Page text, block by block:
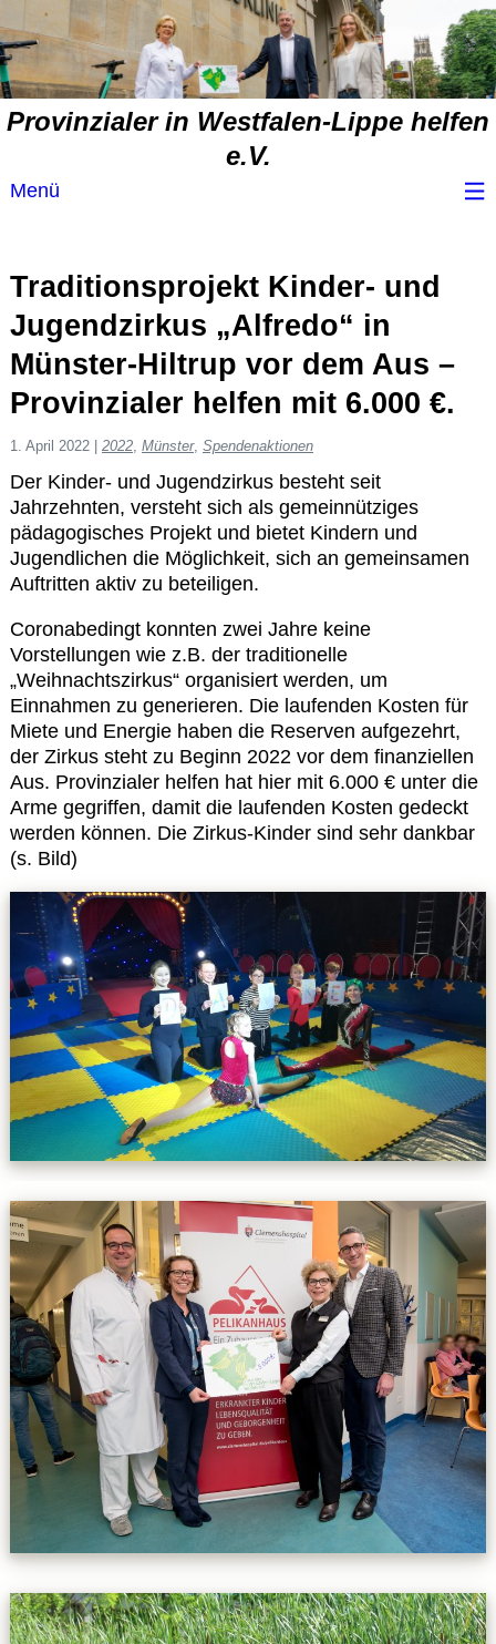
Provinzialer in Westfalen-Lippe helfen
e.V.
Menü
Service
Spendenvorschlag
Kontakt
Traditionsprojekt Kinder- und
Jugendzirkus „Alfredo“ in
Münster-Hiltrup vor dem Aus –
Provinzialer helfen mit 6.000 €.
1. April 2022 2022, Münster, Spendenaktionen
Der Kinder- und Jugendzirkus besteht seit
Jahrzehnten, versteht sich als gemeinnütziges
pädagogisches Projekt und bietet Kindern und
Jugendlichen die Möglichkeit, sich an gemeinsamen
Auftritten aktiv zu beteiligen.
Coronabedingt konnten zwei Jahre keine
Vorstellungen wie z.B. der traditionelle
„Weihnachtszirkus“ organisiert werden, um
Einnahmen zu generieren. Die laufenden Kosten für
Miete und Energie haben die Reserven aufgezehrt,
der Zirkus steht zu Beginn 2022 vor dem finanziellen
Aus. Provinzialer helfen hat hier mit 6.000 € unter die
Arme gegriffen, damit die laufenden Kosten gedeckt
werden können. Die Zirkus-Kinder sind sehr dankbar
(s. Bild)